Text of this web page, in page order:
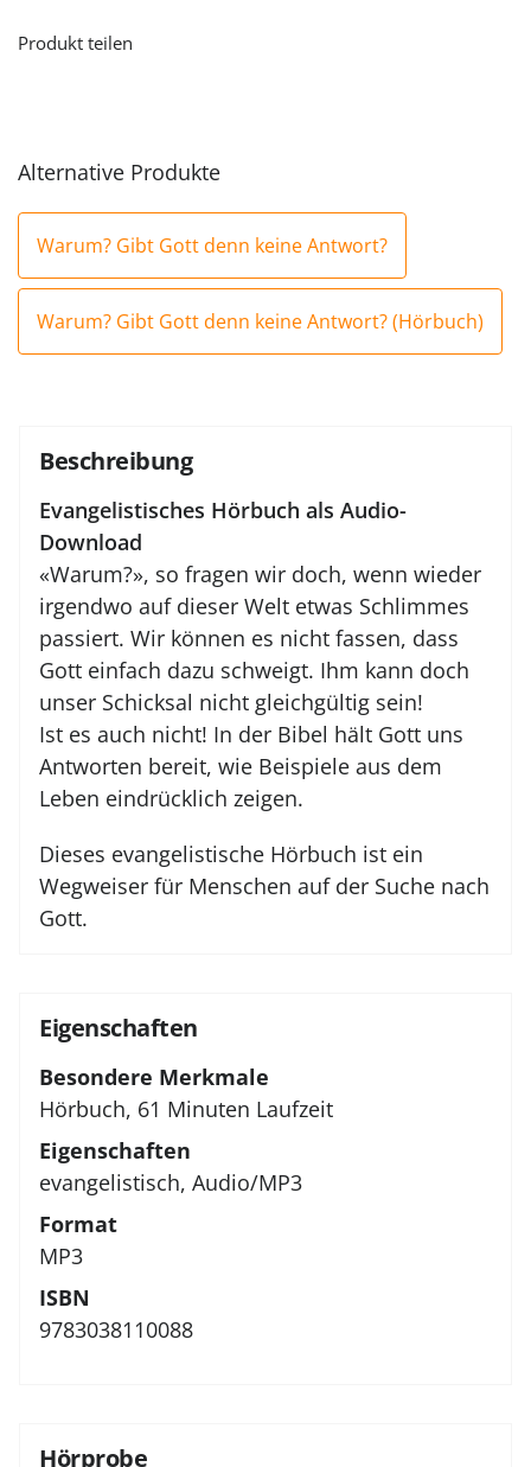
Menge
Produkt teilen
Alternative Produkte
Warum? Gibt Gott denn keine Antwort?
Warum? Gibt Gott denn keine Antwort? (Hörbuch)
Beschreibung
Evangelistisches Hörbuch als Audio-
Download
«Warum?», so fragen wir doch, wenn wieder
irgendwo auf dieser Welt etwas Schlimmes
passiert. Wir können es nicht fassen, dass
Gott einfach dazu schweigt. Ihm kann doch
unser Schicksal nicht gleichgültig sein!
Ist es auch nicht! In der Bibel hält Gott uns
Antworten bereit, wie Beispiele aus dem
Leben eindrücklich zeigen.
Dieses evangelistische Hörbuch ist ein
Wegweiser für Menschen auf der Suche nach
Gott.
Eigenschaften
Besondere Merkmale
Hörbuch, 61 Minuten Laufzeit
Eigenschaften
evangelistisch, Audio/MP3
Format
MP3
ISBN
9783038110088
Hörprobe